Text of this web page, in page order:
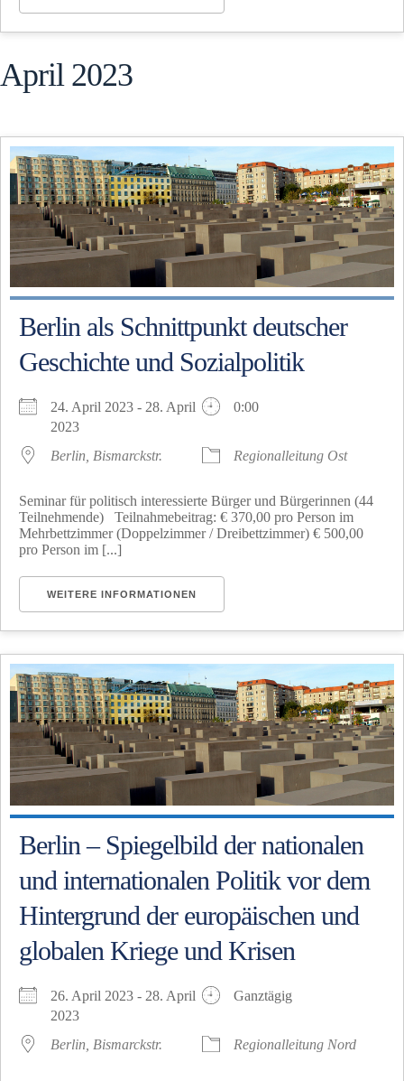
April 2023
Berlin als Schnittpunkt deutscher
Geschichte und Sozialpolitik
24. April 2023 - 28. April
2023
0:00
Berlin, Bismarckstr. Regionalleitung Ost
Seminar für politisch interessierte Bürger und Bürgerinnen (44
Teilnehmende) Teilnahmebeitrag: € 370,00 pro Person im
Mehrbettzimmer (Doppelzimmer / Dreibettzimmer) € 500,00
pro Person im [...]
WEITERE INFORMATIONEN
Berlin – Spiegelbild der nationalen
und internationalen Politik vor dem
Hintergrund der europäischen und
globalen Kriege und Krisen
26. April 2023 - 28. April
2023
Ganztägig
Berlin, Bismarckstr. Regionalleitung Nord